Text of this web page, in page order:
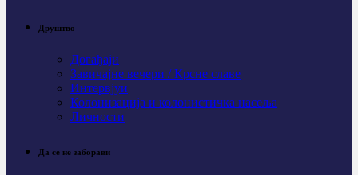
Друштво
Догађаји
Завичајне вечери / Крсне славе
Интервјуи
Колонизација и колонистичка насеља
Личности
Да се не заборави